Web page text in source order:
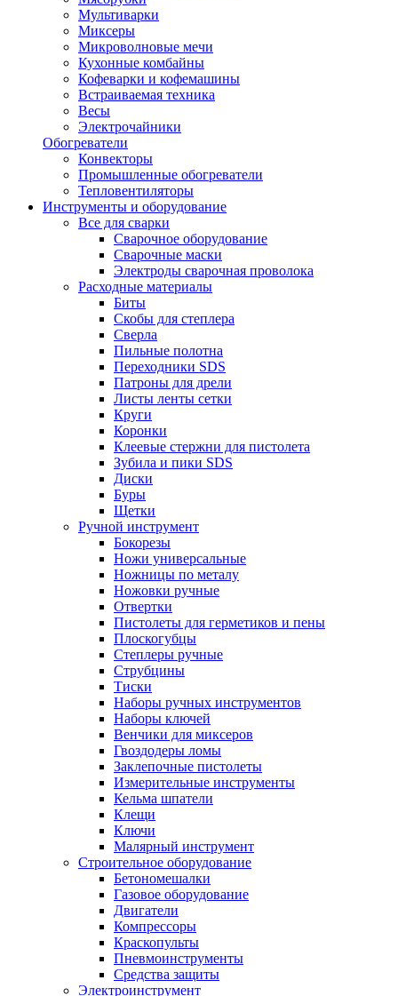
Мультиварки
Миксеры
Микроволновые мечи
Кухонные комбайны
Кофеварки и кофемашины
Встраиваемая техника
Весы
Электрочайники
Обогреватели
Конвекторы
Промышленные обогреватели
Тепловентиляторы
Инструменты и оборудование
Все для сварки
Сварочное оборудование
Сварочные маски
Электроды сварочная проволока
Расходные материалы
Биты
Скобы для степлера
Сверла
Пильные полотна
Переходники SDS
Патроны для дрели
Листы ленты сетки
Круги
Коронки
Клеевые стержни для пистолета
Зубила и пики SDS
Диски
Буры
Щетки
Ручной инструмент
Бокорезы
Ножи универсальные
Ножницы по металу
Ножовки ручные
Отвертки
Пистолеты для герметиков и пены
Плоскогубцы
Степлеры ручные
Струбцины
Тиски
Наборы ручных инструментов
Наборы ключей
Венчики для миксеров
Гвоздодеры ломы
Заклепочные пистолеты
Измерительные инструменты
Кельма шпатели
Клещи
Ключи
Малярный инструмент
Строительное оборудование
Бетономешалки
Газовое оборудование
Двигатели
Компрессоры
Краскопульты
Пневмоинструменты
Средства защиты
Электроинструмент